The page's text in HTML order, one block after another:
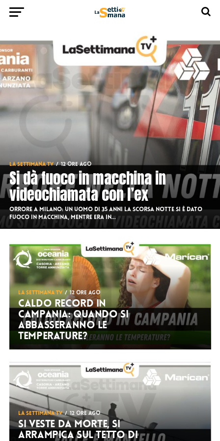
LA SETTIMANA TV 12 ore ago
Si dà fuoco in macchina in
videochiamata con l’ex
Orrore a Milano: un uomo di 35 anni la scorsa notte si è dato
fuoco in macchina, mentre era in...
LA SETTIMANA TV 12 ore ago
Caldo record in
Campania: quando si
abbasseranno le
temperature?
LA SETTIMANA TV 12 ore ago
Si veste da Morte, si
arrampica sul tetto di